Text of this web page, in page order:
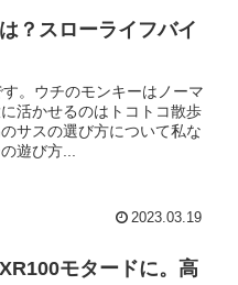
？スローライフバイ
。ウチのモンキーはノーマ
活かせるのはトコトコ散歩
サスの選び方について私な
遊び方...
2023.03.19
モタードに。高